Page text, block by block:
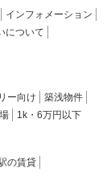
インフォメーション
について
ー向け
築浅物件
1k・6万円以下
の賃貸